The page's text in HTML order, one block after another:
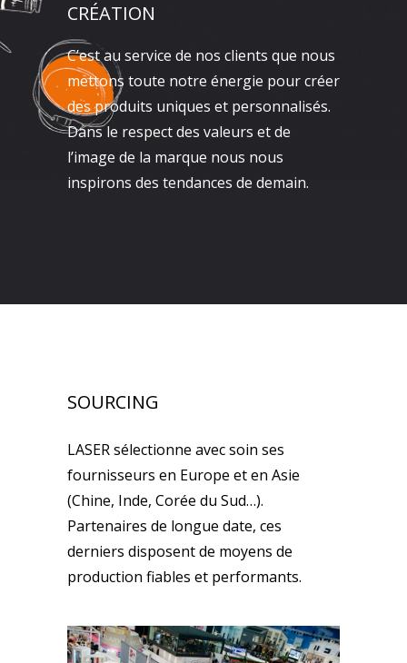
CRÉATION
C’est au service de nos clients que nous
mettons toute notre énergie pour créer
des produits uniques et personnalisés.
Dans le respect des valeurs et de
l’image de la marque nous nous
inspirons des tendances de demain.
SOURCING
LASER sélectionne avec soin ses
fournisseurs en Europe et en Asie
(Chine, Inde, Corée du Sud…).
Partenaires de longue date, ces
derniers disposent de moyens de
production fiables et performants.